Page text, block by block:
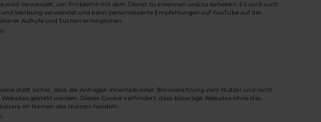
wird verwendet, um Probleme mit dem Dienst zu erkennen und zu beheben. Es wird auch
Werbung verwendet und kann personalisierte Empfehlungen auf YouTube auf der
Aufrufe und Suchen ermöglichen.
stellt sicher, dass die Anfragen innerhalb einer Browsersitzung vom Nutzer und nicht
gestellt werden. Dieses Cookie verhindert, dass bösartige Websites ohne das
im Namen des Nutzers handeln.